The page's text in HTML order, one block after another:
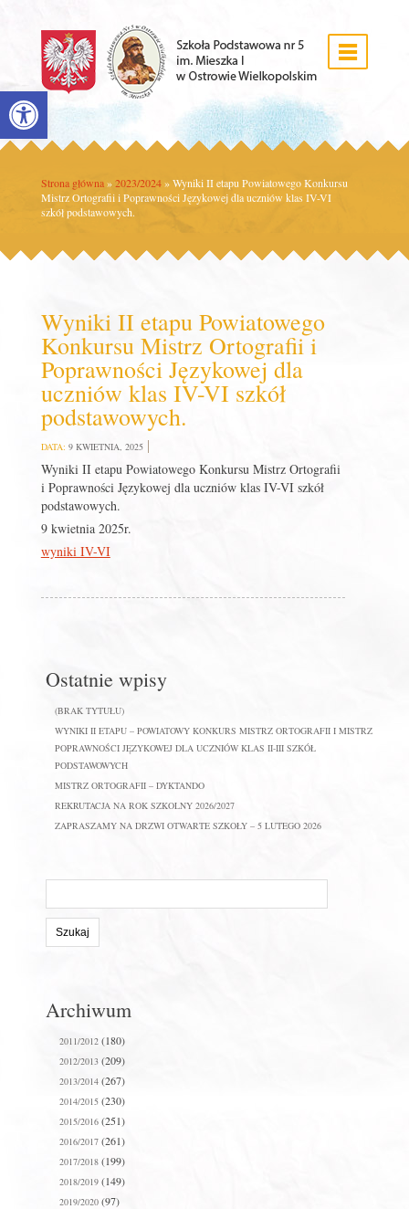
Open toolbar
Strona główna » 2023/2024 »Wyniki II etapu Powiatowego Konkursu
Mistrz Ortografii i Poprawności Językowej dla uczniów klas IV-VI
szkół podstawowych.
Wyniki II etapu Powiatowego
Konkursu Mistrz Ortografii i
Poprawności Językowej dla
uczniów klas IV-VI szkół
podstawowych.
DATA: 9 KWIETNIA, 2025
Wyniki II etapu Powiatowego Konkursu Mistrz Ortografii
i Poprawności Językowej dla uczniów klas IV-VI szkół
podstawowych.
9 kwietnia 2025r.
wyniki IV-VI
Ostatnie wpisy
(BRAK TYTUŁU)
WYNIKI II ETAPU – POWIATOWY KONKURS MISTRZ ORTOGRAFII I MISTRZ
POPRAWNOŚCI JĘZYKOWEJ DLA UCZNIÓW KLAS II-III SZKÓŁ
PODSTAWOWYCH
MISTRZ ORTOGRAFII – DYKTANDO
REKRUTACJA NA ROK SZKOLNY 2026/2027
ZAPRASZAMY NA DRZWI OTWARTE SZKOŁY – 5 LUTEGO 2026
stronie:
Archiwum
2011/2012(180)
2012/2013(209)
2013/2014(267)
2014/2015(230)
2015/2016(251)
2016/2017(261)
2017/2018(199)
2018/2019(149)
2019/2020(97)